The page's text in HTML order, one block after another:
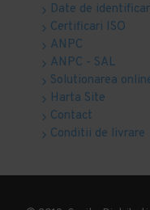
Date de
Certificari ISO
ANPC
ANPC - SAL
Solutionarea
Harta Site
Contact
Conditii de livrare